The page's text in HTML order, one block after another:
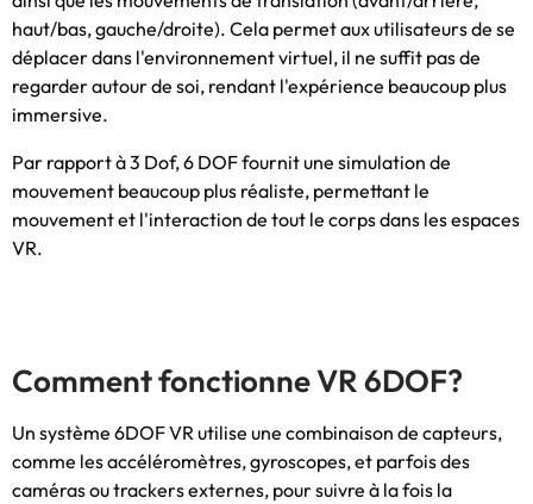
haut/bas, gauche/droite). Cela permet aux utilisateurs de se
déplacer dans l'environnement virtuel, il ne suffit pas de
regarder autour de soi, rendant l'expérience beaucoup plus
immersive.
Par rapport à 3 Dof, 6 DOF fournit une simulation de
mouvement beaucoup plus réaliste, permettant le
mouvement et l'interaction de tout le corps dans les espaces
VR.
Comment fonctionne VR 6DOF?
Un système 6DOF VR utilise une combinaison de capteurs,
comme les accéléromètres, gyroscopes, et parfois des
caméras ou trackers externes, pour suivre à la fois la